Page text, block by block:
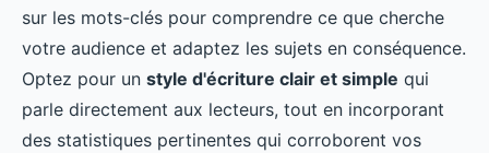
sur les mots-clés pour comprendre ce que cherche
votre audience et adaptez les sujets en conséquence.
Optez pour un style d'écriture clair et simple qui
parle directement aux lecteurs, tout en incorporant
des statistiques pertinentes qui corroborent vos